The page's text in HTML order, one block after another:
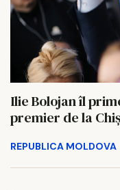
Ilie Bolojan îl
premier de la
REPUBLICA MOLDOVA